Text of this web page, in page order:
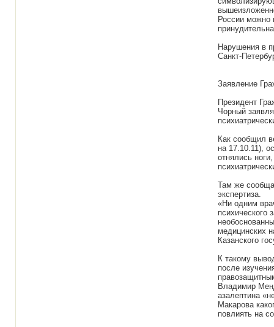
России можно
Нарушения в
Санкт-
Заявление
Президент
Чорный
Как сообщил
на 17.10.11),
отнялись
Там же
экспертиза.
«Ни одним
психического
медицинских
Казанского
К такому
после
Владимир
азалептина
Макарова
повлиять на